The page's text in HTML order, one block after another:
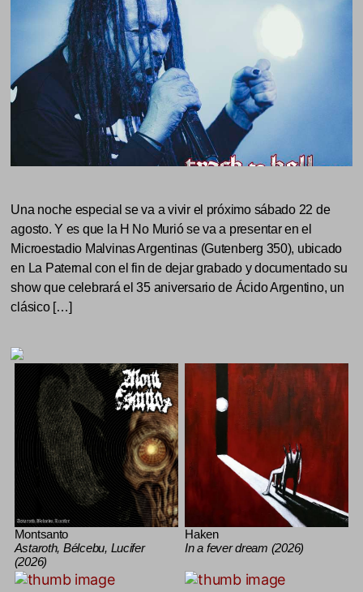
Una noche especial se va a vivir el próximo sábado 22 de
agosto. Y es que la H No Murió se va a presentar en el
Microestadio Malvinas Argentinas (Gutenberg 350), ubicado
en La Paternal con el fin de dejar grabado y documentado su
show que celebrará el 35 aniversario de Ácido Argentino, un
clásico […]
Montsanto
Astaroth, Bélcebu, Lucifer
(2026)
Haken
In a fever dream (2026)